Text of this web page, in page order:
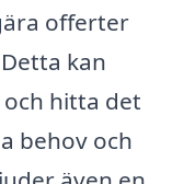
offerter
kan
hitta det
behov och